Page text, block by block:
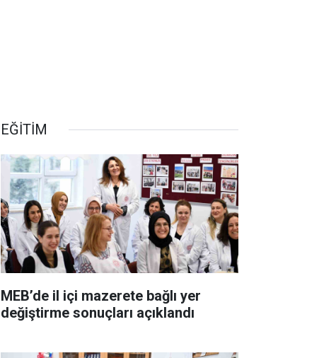
EĞİTİM
MEB’de il içi mazerete bağlı yer
değiştirme sonuçları açıklandı